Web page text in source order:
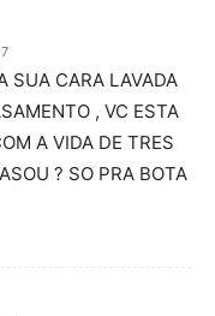
SUA CARA LAVADA
, VC ESTA
A VIDA DE TRES
? SO PRA BOTA